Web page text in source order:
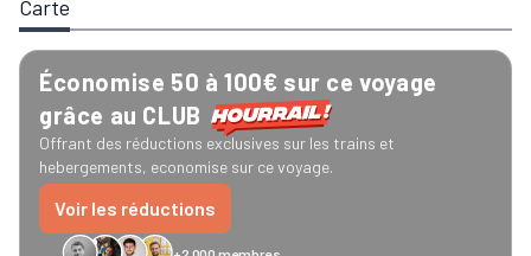
Carte
Économise 50 à 100€ sur ce voyage
grâce au CLUB
Offrant des réductions exclusives sur les trains et
hebergements, economise sur ce voyage.
Voir les réductions